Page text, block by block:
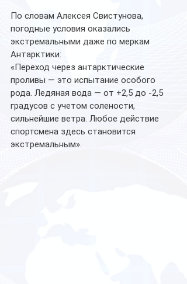
По словам Алексея Свистунова,
погодные условия оказались
экстремальными даже по меркам
Антарктики:
«Переход через антарктические
проливы — это испытание особого
рода. Ледяная вода — от +2,5 до -2,5
градусов с учетом солености,
сильнейшие ветра. Любое действие
спортсмена здесь становится
экстремальным».